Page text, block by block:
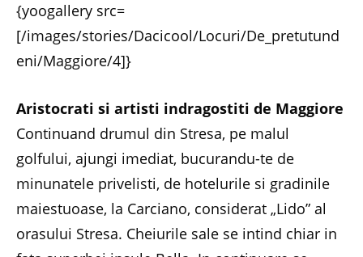
{yoogallery src=
[/images/stories/Dacicool/Locuri/De_pretutund
eni/Maggiore/4]}
Aristocrati si artisti indragostiti de Maggiore
Continuand drumul din Stresa, pe malul
golfului, ajungi imediat, bucurandu-te de
minunatele privelisti, de hotelurile si gradinile
maiestuoase, la Carciano, considerat „Lido” al
orasului Stresa. Cheiurile sale se intind chiar in